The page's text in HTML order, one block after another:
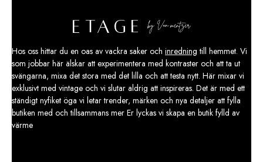
Hos oss hittar du en oas av vackra saker och inredning till hemmet. Vi
som jobbar här älskar att experimentera med kontraster och att ta ut
svängarna, mixa det stora med det lilla och att testa nytt. Här mixar vi
exklusivt med vintage och vi slutar aldrig att inspireras. Det är med ett
ständigt nyfiket öga vi letar trender, märken och nya detaljer att fylla
butiken med och tillsammans mer Er lyckas vi skapa en butik fylld av
värme